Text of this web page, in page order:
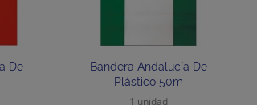
De
Bandera Andalucía De
Plástico 50m
1 unidad